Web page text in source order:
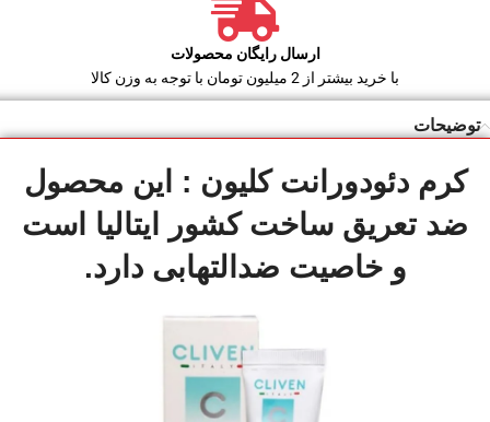
ارسال رایگان محصولات
با خرید بیشتر از 2 میلیون تومان با توجه به وزن کالا
توضیحات
کرم دئودورانت کلیون : این محصول
ضد تعریق ساخت کشور ایتالیا است
و خاصیت ضدالتهابی دارد.